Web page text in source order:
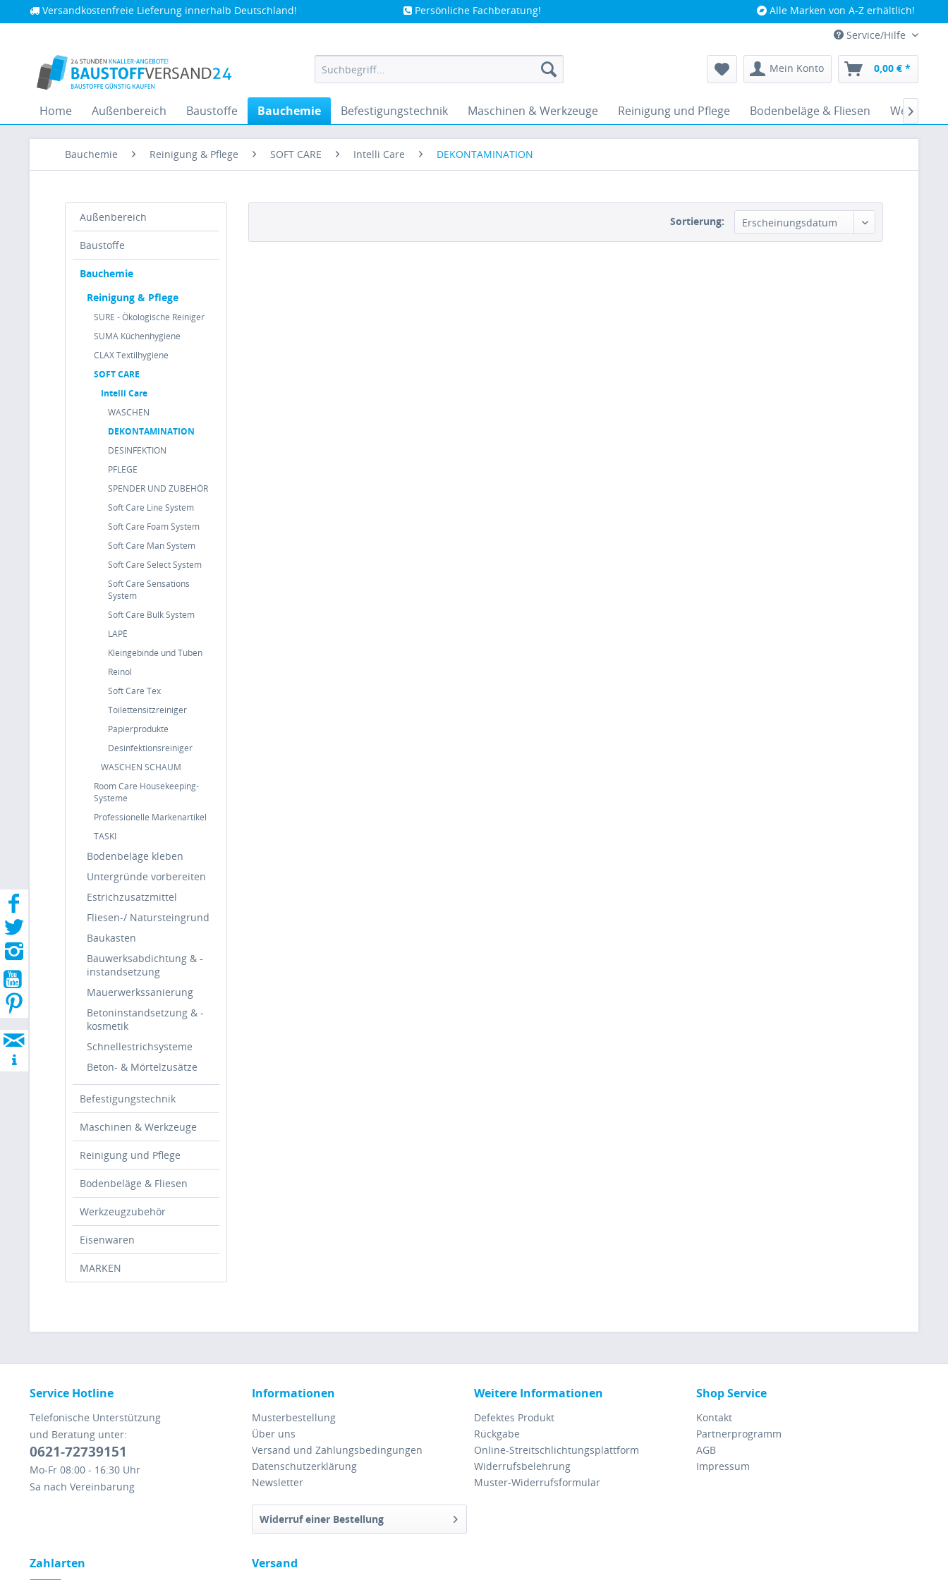
Versandkostenfreie Lieferung innerhalb Deutschland! Persönliche Fachberatung!
Alle Marken von A-Z erhältlich!
Service/Hilfe
Mein Konto 0,00 € *
Home Außenbereich Baustoffe Bauchemie Befestigungstechnik Maschinen & Werkzeuge Reinigung und Pflege Bodenbeläge & Fliesen 
Bauchemie Reinigung & Pflege SOFT CARE Intelli Care DEKONTAMINATION
Außenbereich
Baustoffe
Bauchemie
Reinigung & Pflege
SURE - Ökologische Reiniger
SUMA Küchenhygiene
CLAX Textilhygiene
SOFT CARE
Intelli Care
WASCHEN
DEKONTAMINATION
DESINFEKTION
PFLEGE
SPENDER UND ZUBEHÖR
Soft Care Line System
Soft Care Foam System
Soft Care Man System
Soft Care Select System
Soft Care Sensations
System
Soft Care Bulk System
LAPĒ
Kleingebinde und Tuben
Reinol
Soft Care Tex
Toilettensitzreiniger
Papierprodukte
Desinfektionsreiniger
WASCHEN SCHAUM
Room Care Housekeeping-
Systeme
Professionelle Markenartikel
TASKI
Bodenbeläge kleben
Untergründe vorbereiten
Estrichzusatzmittel
Fliesen-/ Natursteingrund
Baukasten
Bauwerksabdichtung & -
instandsetzung
Mauerwerkssanierung
Betoninstandsetzung & -
kosmetik
Schnellestrichsysteme
Beton- & Mörtelzusätze
Befestigungstechnik
Maschinen & Werkzeuge
Reinigung und Pflege
Bodenbeläge & Fliesen
Werkzeugzubehör
Eisenwaren
MARKEN
Sortierung:
Service Hotline
Telefonische Unterstützung
und Beratung unter:
0621-72739151
Mo-Fr 08:00 - 16:30 Uhr
Sa nach Vereinbarung
Informationen
Musterbestellung
Über uns
Versand und Zahlungsbedingungen
Datenschutzerklärung
Newsletter
Widerruf einer Bestellung
Weitere Informationen
Defektes Produkt
Rückgabe
Online-Streitschlichtungsplattform
Widerrufsbelehrung
Muster-Widerrufsformular
Shop Service
Kontakt
Partnerprogramm
AGB
Impressum
Zahlarten Versand